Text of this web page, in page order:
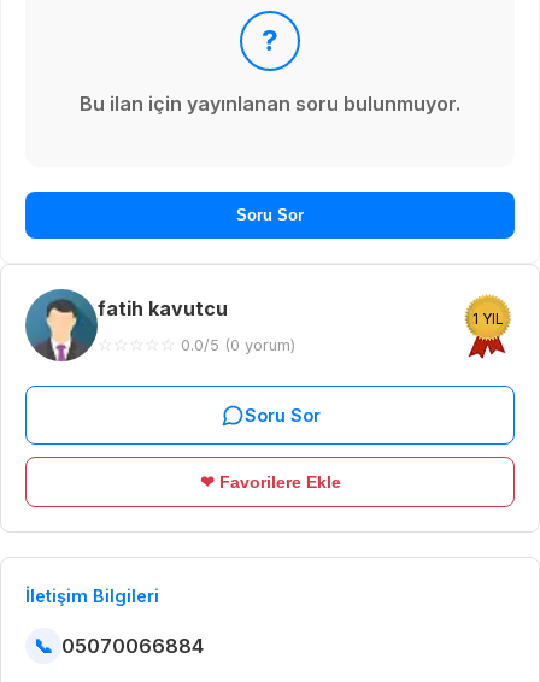
?
Bu ilan için yayınlanan soru bulunmuyor.
Soru Sor
fatih kavutcu
☆ ☆ ☆ ☆ ☆ 0.0/5 (0 yorum)
1 YIL
Soru Sor
❤ Favorilere Ekle
İletişim Bilgileri
📞 05070066884